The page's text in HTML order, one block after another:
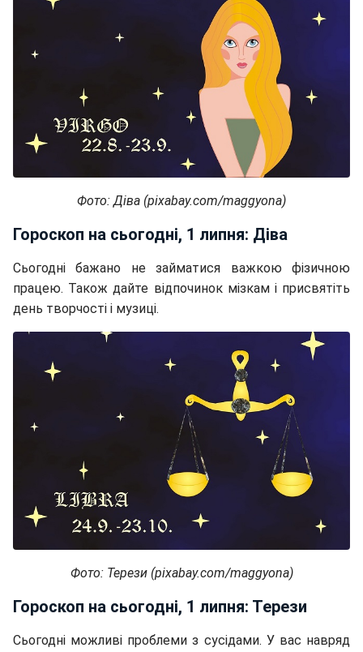
Фото: Діва (pixabay.com/maggyona)
Гороскоп на сьогодні, 1 липня: Діва
Сьогодні бажано не займатися важкою фізичною
працею. Також дайте відпочинок мізкам і присвятіть
день творчості і музиці.
Фото: Терези (pixabay.com/maggyona)
Гороскоп на сьогодні, 1 липня: Терези
Сьогодні можливі проблеми з сусідами. У вас навряд